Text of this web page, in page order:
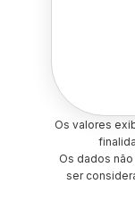
Os valores
Os dados
ser